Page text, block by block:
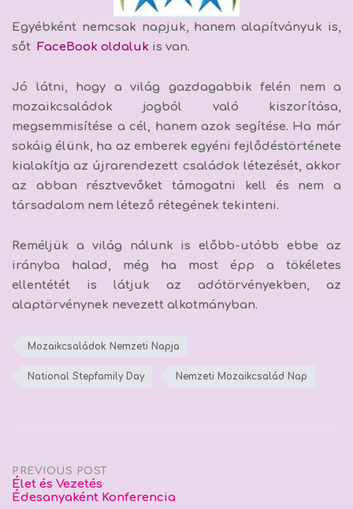
Egyébként nemcsak napjuk, hanem alapítványuk is,
sőt FaceBook oldaluk is van.
Jó látni, hogy a világ gazdagabbik felén nem a
mozaikcsaládok jogból való kiszorítása,
megsemmisítése a cél, hanem azok segítése. Ha már
sokáig élünk, ha az emberek egyéni fejlődéstörténete
kialakítja az újrarendezett családok létezését, akkor
az abban résztvevőket támogatni kell és nem a
társadalom nem létező rétegének tekinteni.
Reméljük a világ nálunk is előbb-utóbb ebbe az
irányba halad, még ha most épp a tökéletes
ellentétét is látjuk az adótörvényekben, az
alaptörvénynek nevezett alkotmányban.
Mozaikcsaládok Nemzeti Napja
National Stepfamily Day Nemzeti Mozaikcsalád Nap
Post
PREVIOUS POST
Élet és Vezetés
Édesanyaként Konferencia